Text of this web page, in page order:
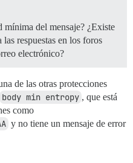
del mensaje? ¿Existe
respuestas en los foros
electrónico?
de las otras protecciones
body min entropy , que está
como
y no tiene un mensaje de error